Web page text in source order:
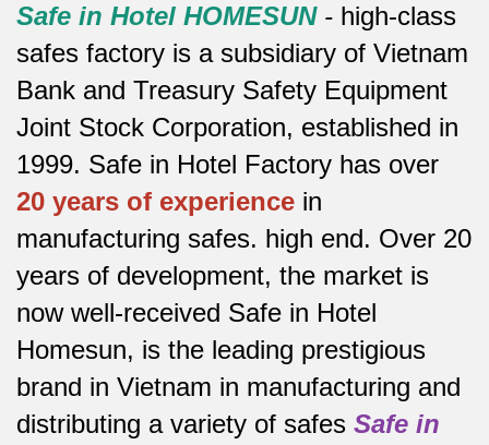
Safe in Hotel HOMESUN- high-class
safes factory is a subsidiary of Vietnam
Bank and Treasury Safety Equipment
Joint Stock Corporation, established in
1999. Safe in Hotel Factory has over
20 years of experience in
manufacturing safes. high end. Over 20
years of development, the market is
now well-received Safe in Hotel
Homesun, is the leading prestigious
brand in Vietnam in manufacturing and
distributing a variety of safes Safe in